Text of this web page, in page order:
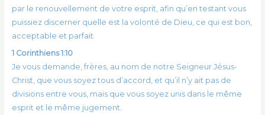
par le renouvellement de votre esprit, afin qu’en testant vous
puissiez discerner quelle est la volonté de Dieu, ce qui est bon,
acceptable et parfait.
1 Corinthiens 1:10
Je vous demande, frères, au nom de notre Seigneur Jésus-
Christ, que vous soyez tous d’accord, et qu’il n’y ait pas de
divisions entre vous, mais que vous soyez unis dans le même
esprit et le même jugement.